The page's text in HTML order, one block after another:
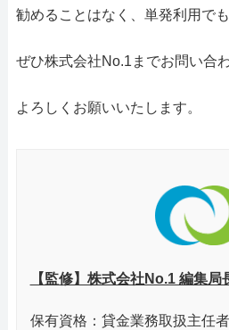
勧めることはなく、単発利用でも
ぜひ株式会社No.1までお問い合
よろしくお願いいたします。
【監修】株式会社No.1 編集局
保有資格：貸金業務取扱主任者